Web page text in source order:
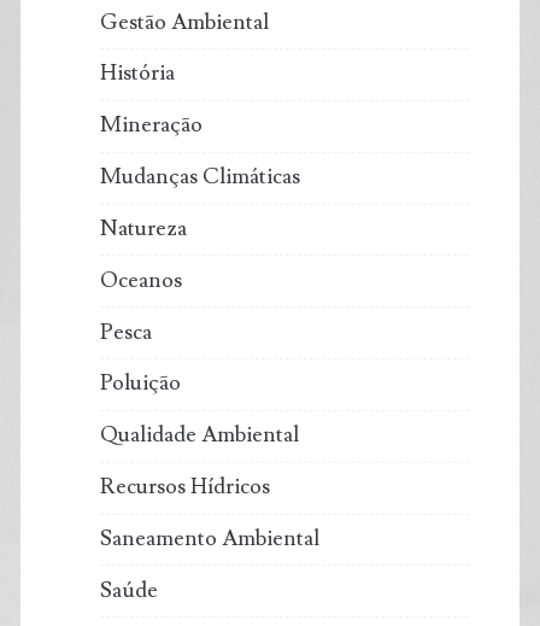
Gestão Ambiental
História
Mineração
Mudanças Climáticas
Natureza
Oceanos
Pesca
Poluição
Qualidade Ambiental
Recursos Hídricos
Saneamento Ambiental
Saúde